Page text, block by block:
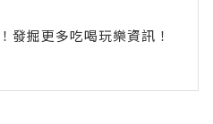
掘更多吃喝玩樂資訊！